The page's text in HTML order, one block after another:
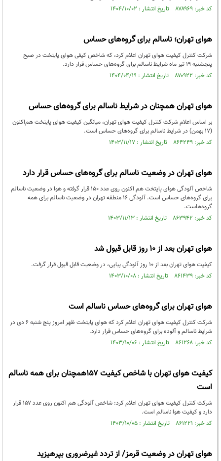
کد خبر: ۸۷۸۹۶۹ تاریخ انتشار : ۱۴۰۴/۱۰/۰۲
هوای تهران؛ ناسالم برای گروه‌های حساس
شرکت کنترل کیفیت هوای تهران اعلام کرد، که شاخص کیفی هوای پایتخت در صبح
پنجشنبه ۱۹ تیر ماه شرایط ناسالم برای گروه‌های حساس قرار دارد.
کد خبر: ۸۷۰۹۲۲ تاریخ انتشار : ۱۴۰۴/۰۴/۱۹
هوای تهران همچنان در شرایط ناسالم برای گروه‌های حساس
بر اساس اعلام شرکت کنترل کیفیت هوای تهران، میانگین کیفیت هوای پایتخت هم‌اکنون
(۱۷ بهمن) در شرایط ناسالم برای گروه‌های حساس است.
کد خبر: ۸۶۴۲۴۹ تاریخ انتشار : ۱۴۰۳/۱۱/۱۷
هوای تهران در وضعیت ناسالم برای گروه‌های حساس قرار دارد
شاخص آلودگی هوای پایتخت هم اکنون روی عدد 150 قرار گرفته و هوا در وضعیت ناسالم
برای گروه‌های حساس است. آلودگی 16 منطقه تهران در وضعیت ناسالم برای همه
گروه‌هاست.
کد خبر: ۸۶۳۹۴۲ تاریخ انتشار : ۱۴۰۳/۱۱/۱۳
هوای تهران بعد از ۱۰ روز قابل قبول شد
کیفیت هوای تهران بعد از ۱۰ روز آلودگی پیاپی، در وضعیت قابل قبول قرار گرفت.
کد خبر: ۸۶۱۴۳۹ تاریخ انتشار : ۱۴۰۳/۱۰/۰۸
هوای تهران برای گروه‌های حساس ناسالم است
شرکت کنترل کیفیت هوای تهران اعلام کرد که هوای پایتخت ظهر امروز پنج شنبه ۶ دی در
شرایط ناسالم و آلوده برای گروه‌های حساس قرار دارد.
کد خبر: ۸۶۱۲۶۸ تاریخ انتشار : ۱۴۰۳/۱۰/۰۶
کیفیت هوای تهران با شاخص کیفیت ۱۵۷همچنان برای همه ناسالم
است
شرکت کنترل کیفیت هوای تهران اعلام کرد: شاخص آلودگی هم اکنون روی عدد ۱۵۷ قرار
دارد و کیفیت هوا ناسالم است.
کد خبر: ۸۶۱۲۲۱ تاریخ انتشار : ۱۴۰۳/۱۰/۰۵
هوای تهران در وضعیت قرمز/ از تردد غیرضروری بپرهیزید